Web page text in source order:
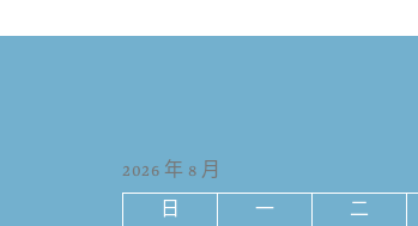
2026 年 8 月
日 一 二